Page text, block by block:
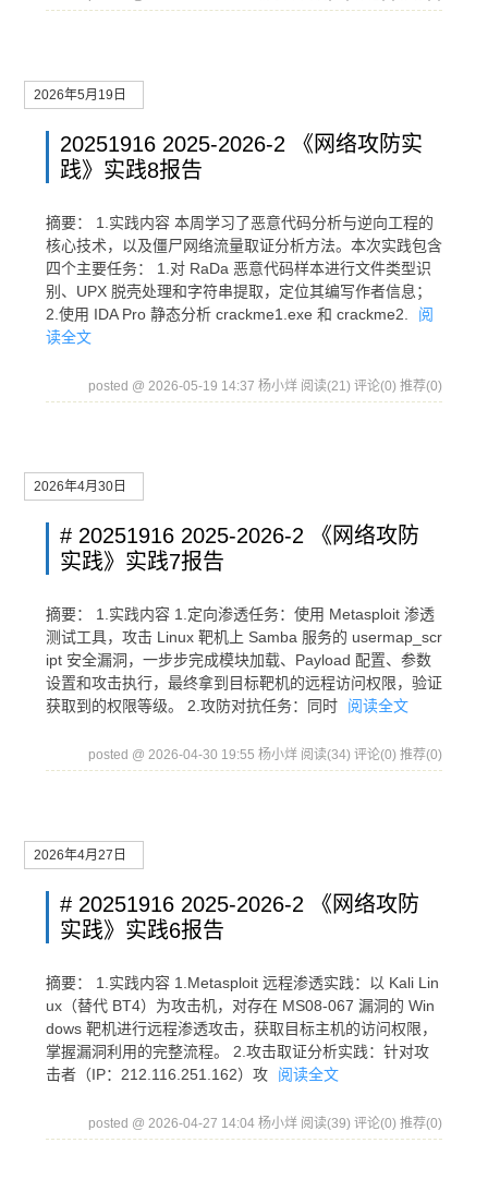
2026年5月19日
20251916 2025-2026-2 《网络攻防实
践》实践8报告
摘要： 1.实践内容 本周学习了恶意代码分析与逆向工程的
核心技术，以及僵尸网络流量取证分析方法。本次实践包含
四个主要任务： 1.对 RaDa 恶意代码样本进行文件类型识
别、UPX 脱壳处理和字符串提取，定位其编写作者信息；
2.使用 IDA Pro 静态分析 crackme1.exe 和 crackme2.
阅
读全文
posted @ 2026-05-19 14:37 杨小烊 阅读(21) 评论(0) 推荐(0)
2026年4月30日
# 20251916 2025-2026-2 《网络攻防
实践》实践7报告
摘要： 1.实践内容 1.定向渗透任务：使用 Metasploit 渗透
测试工具，攻击 Linux 靶机上 Samba 服务的 usermap_scr
ipt 安全漏洞，一步步完成模块加载、Payload 配置、参数
设置和攻击执行，最终拿到目标靶机的远程访问权限，验证
获取到的权限等级。 2.攻防对抗任务：同时
阅读全文
posted @ 2026-04-30 19:55 杨小烊 阅读(34) 评论(0) 推荐(0)
2026年4月27日
# 20251916 2025-2026-2 《网络攻防
实践》实践6报告
摘要： 1.实践内容 1.Metasploit 远程渗透实践：以 Kali Lin
ux（替代 BT4）为攻击机，对存在 MS08-067 漏洞的 Win
dows 靶机进行远程渗透攻击，获取目标主机的访问权限，
掌握漏洞利用的完整流程。 2.攻击取证分析实践：针对攻
击者（IP：212.116.251.162）攻
阅读全文
posted @ 2026-04-27 14:04 杨小烊 阅读(39) 评论(0) 推荐(0)